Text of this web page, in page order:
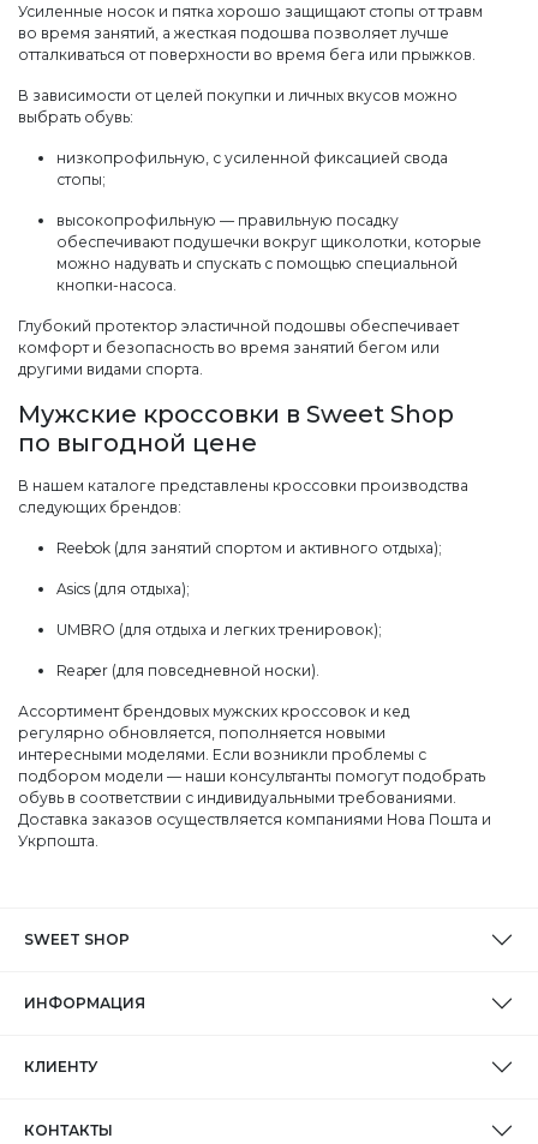
Усиленные носок и пятка хорошо защищают стопы от травм
во время занятий, а жесткая подошва позволяет лучше
отталкиваться от поверхности во время бега или прыжков.
В зависимости от целей покупки и личных вкусов можно
выбрать обувь:
низкопрофильную, с усиленной фиксацией свода
стопы;
высокопрофильную — правильную посадку
обеспечивают подушечки вокруг щиколотки, которые
можно надувать и спускать с помощью специальной
кнопки-насоса.
Глубокий протектор эластичной подошвы обеспечивает
комфорт и безопасность во время занятий бегом или
другими видами спорта.
Мужские кроссовки в Sweet Shop
по выгодной цене
В нашем каталоге представлены кроссовки производства
следующих брендов:
Reebok (для занятий спортом и активного отдыха);
Asics (для отдыха);
UMBRO (для отдыха и легких тренировок);
Reaper (для повседневной носки).
Ассортимент брендовых мужских кроссовок и кед
регулярно обновляется, пополняется новыми
интересными моделями. Если возникли проблемы с
подбором модели — наши консультанты помогут подобрать
обувь в соответствии с индивидуальными требованиями.
Доставка заказов осуществляется компаниями Нова Пошта и
Укрпошта.
SWEET SHOP
ИНФОРМАЦИЯ
КЛИЕНТУ
КОНТАКТЫ